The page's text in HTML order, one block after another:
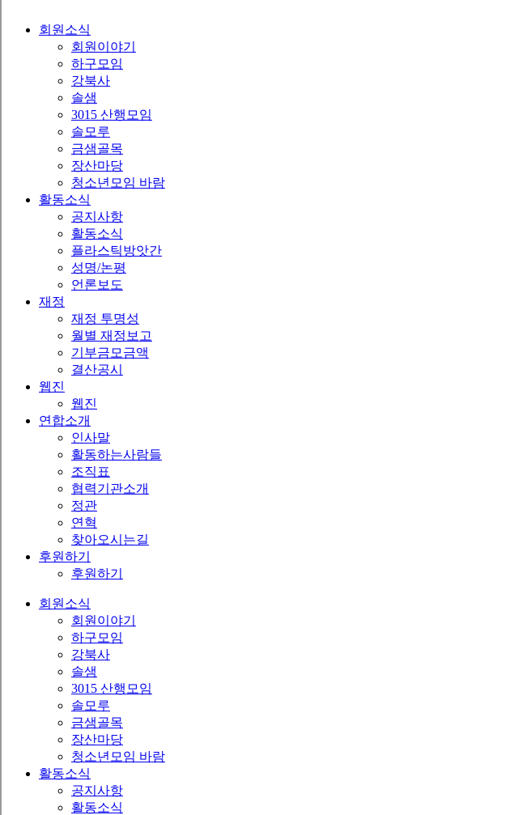
회원소식
회원이야기
하구모임
강북사
솔샘
3015 산행모임
솔모루
금샘골목
장산마당
청소년모임 바람
활동소식
공지사항
활동소식
플라스틱방앗간
성명/논평
언론보도
재정
재정 투명성
월별 재정보고
기부금모금액
결산공시
웹진
웹진
연합소개
인사말
활동하는사람들
조직표
협력기관소개
정관
연혁
찾아오시는길
후원하기
후원하기
회원소식
회원이야기
하구모임
강북사
솔샘
3015 산행모임
솔모루
금샘골목
장산마당
청소년모임 바람
활동소식
공지사항
활동소식